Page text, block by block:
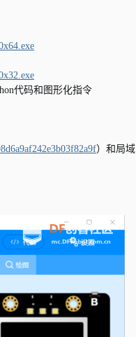
代码和图形化指令
）和局域